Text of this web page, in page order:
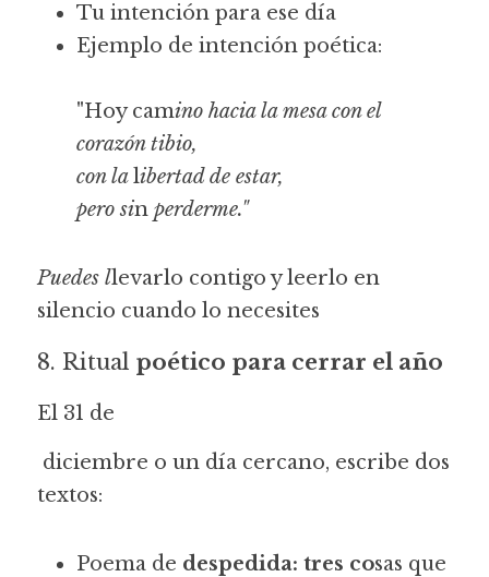
Tu intención para ese día
Ejemplo de intención poética:
"Hoy camino hacia la mesa con el
corazón tibio,
con la libertad de estar,
pero sin perderme."
Puedes llevarlo contigo y leerlo en
silencio cuando lo necesites
8. Ritual poético para cerrar el año
El 31 de
diciembre o un día cercano, escribe dos
textos:
Poema de despedida: tres cosas que